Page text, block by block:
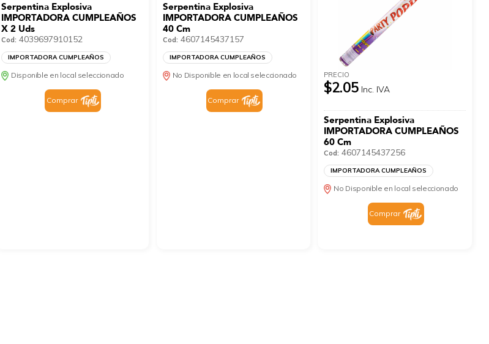
Serpentina Explosiva
IMPORTADORA CUMPLEAÑOS
X 2 Uds
Cod: 4039697910152
IMPORTADORA CUMPLEAÑOS
Disponible en local seleccionado
Comprar
Serpentina Explosiva
IMPORTADORA CUMPLEAÑOS
40 Cm
Cod: 4607145437157
IMPORTADORA CUMPLEAÑOS
No Disponible en local seleccionado
Comprar
PRECIO
$2.05 Inc. IVA
Serpentina Explosiva
IMPORTADORA CUMPLEAÑOS
60 Cm
Cod: 4607145437256
IMPORTADORA CUMPLEAÑOS
No Disponible en local seleccionado
Comprar